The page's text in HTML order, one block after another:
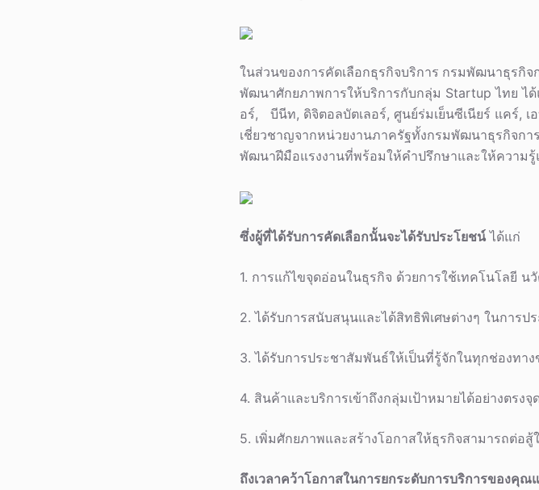
ในส่วนของการคัดเลือกธุรกิจบริการ กรมพัฒนาธุรกิจ
พัฒนาศักยภาพการให้บริการกับกลุ่ม Startup ไทย ได้
อร์, บีนีท, ดิจิตอลบัตเลอร์, ศูนย์ร่มเย็นซีเนียร์ แคร์,
เชี่ยวชาญจากหน่วยงานภาครัฐทั้งกรมพัฒนาธุรกิจก
พัฒนาฝีมือแรงงานที่พร้อมให้คำปรึกษาและให้ความ
ซึ่งผู้ที่ได้รับการคัดเลือกนั้นจะได้รับประโยชน์ ได้แก่
1. การแก้ไขจุดอ่อนในธุรกิจ ด้วยการใช้เทคโนโลยี
2. ได้รับการสนับสนุนและได้สิทธิพิเศษต่างๆ ในการ
3. ได้รับการประชาสัมพันธ์ให้เป็นที่รู้จักในทุกช่องท
4. สินค้าและบริการเข้าถึงกลุ่มเป้าหมายได้อย่างตรง
5. เพิ่มศักยภาพและสร้างโอกาสให้ธุรกิจสามารถต่อสู้
ถึงเวลาคว้าโอกาสในการยกระดับการบริการของคุ